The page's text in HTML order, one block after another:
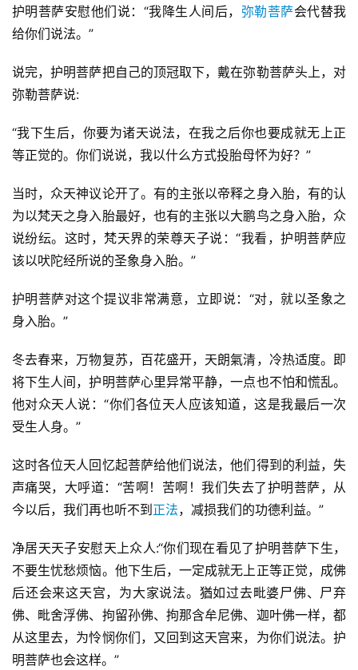
护明菩萨安慰他们说：“我降生人间后， 弥勒菩萨会代替我
给你们说法。”
说完，护明菩萨把自己的顶冠取下，戴在弥勒菩萨头上，对
弥勒菩萨说:
“我下生后，你要为诸天说法，在我之后你也要成就无上正
等正觉的。你们说说，我以什么方式投胎母怀为好？”
当时，众天神议论开了。有的主张以帝释之身入胎，有的认
为以梵天之身入胎最好，也有的主张以大鹏鸟之身入胎，众
说纷纭。这时，梵天界的荣尊天子说：“我看，护明菩萨应
该以吠陀经所说的圣象身入胎。”
护明菩萨对这个提议非常满意，立即说：“对，就以圣象之
身入胎。”
冬去春来，万物复苏，百花盛开，天朗氣清，冷热适度。即
将下生人间，护明菩萨心里异常平静，一点也不怕和慌乱。
他对众天人说：“你们各位天人应该知道，这是我最后一次
受生人身。”
这时各位天人回忆起菩萨给他们说法，他们得到的利益，失
声痛哭，大呼道：“苦啊！苦啊！我们失去了护明菩萨，从
今以后，我们再也听不到 正法，减损我们的功德利益。”
净居天天子安慰天上众人:“你们现在看见了护明菩萨下生，
不要生忧愁烦恼。他下生后，一定成就无上正等正觉，成佛
后还会来这天宫，为大家说法。猶如过去毗婆尸佛、尸弃
佛、毗舍浮佛、拘留孙佛、拘那含牟尼佛、迦叶佛一样，都
从这里去，为怜悯你们，又回到这天宫来，为你们说法。护
明菩萨也会这样。”